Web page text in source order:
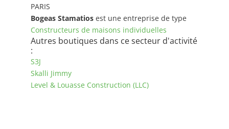
PARIS
Bogeas Stamatiosest une entreprise de type
Constructeurs de maisons individuelles
Autres boutiques dans ce secteur d'activité
:
S3J
Skalli Jimmy
Level & Louasse Construction (LLC)